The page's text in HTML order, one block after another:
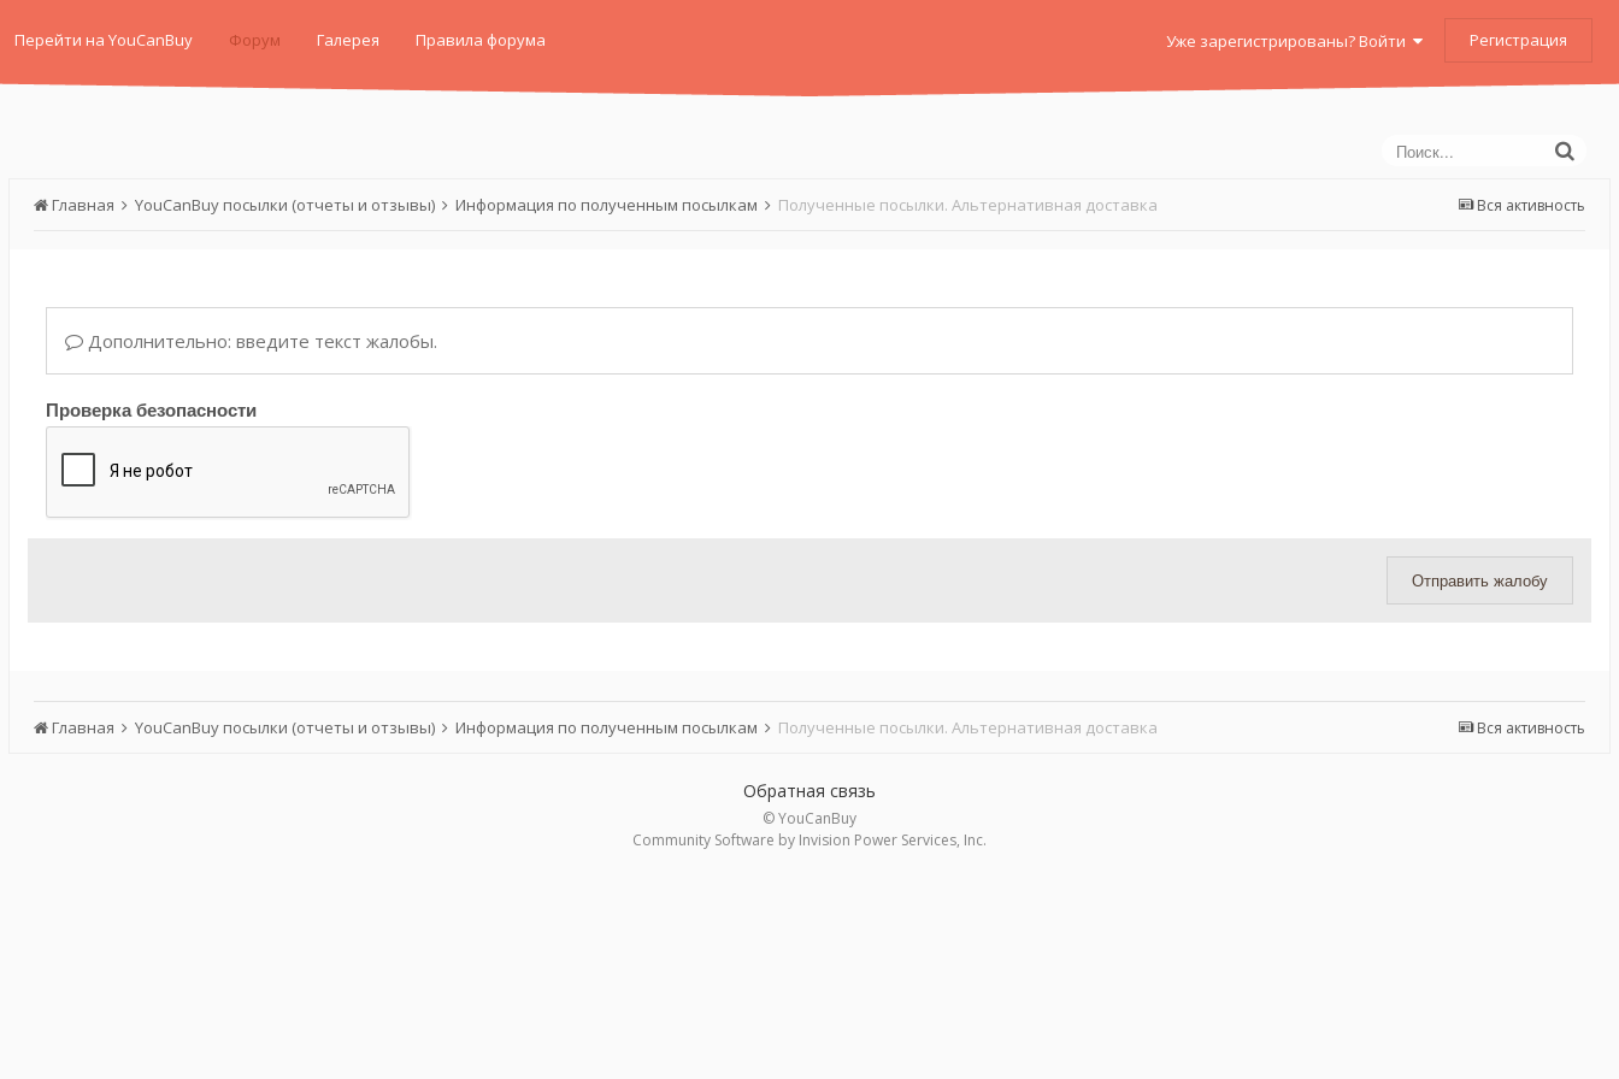
Перейти на YouCanBuy Форум Галерея Правила форума Уже зарегистрированы? Войти Регистрация
Вся активность
Главная YouCanBuy посылки (отчеты и отзывы) Информация по полученным посылкам Полученные посылки. Альтернативная доставка
Дополнительно: введите текст жалобы.
Проверка безопасности
Отправить жалобу
Вся активность
Главная YouCanBuy посылки (отчеты и отзывы) Информация по полученным посылкам Полученные посылки. Альтернативная доставка
Обратная связь
© YouCanBuy
Community Software by Invision Power Services, Inc.